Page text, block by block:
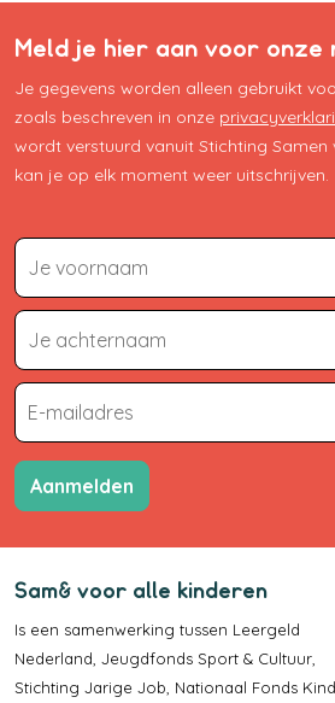
Meld je hier aan voor onze
Je gegevens worden alleen gebruikt
zoals beschreven in onze
wordt verstuurd vanuit Stichting Samen
kan je op elk moment weer uitschrijven.
Aanmelden
Sam& voor alle kinderen
Is een samenwerking tussen Leergeld
Nederland Jeugdfonds Sport & Cultuur
Stichting Jarige Job Nationaal Fonds